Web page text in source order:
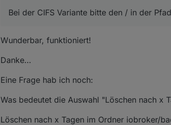
Bei der CIFS Variante bitte den / in der
Wunderbar, funktioniert!
Danke…
Eine Frage hab ich noch:
Was bedeutet die Auswahl "Löschen nach x
Löschen nach x Tagen im Ordner iobroker/